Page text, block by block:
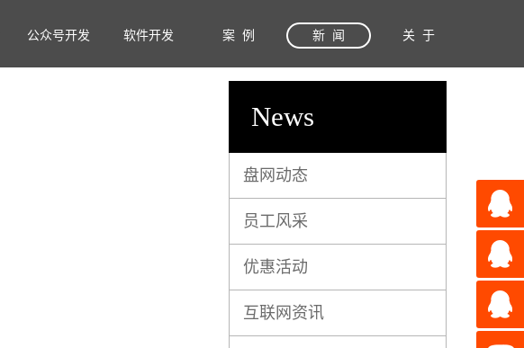
公众号开发 软件开发 案 例 新 闻 关 于
News
盘网动态
员工风采
优惠活动
互联网资讯